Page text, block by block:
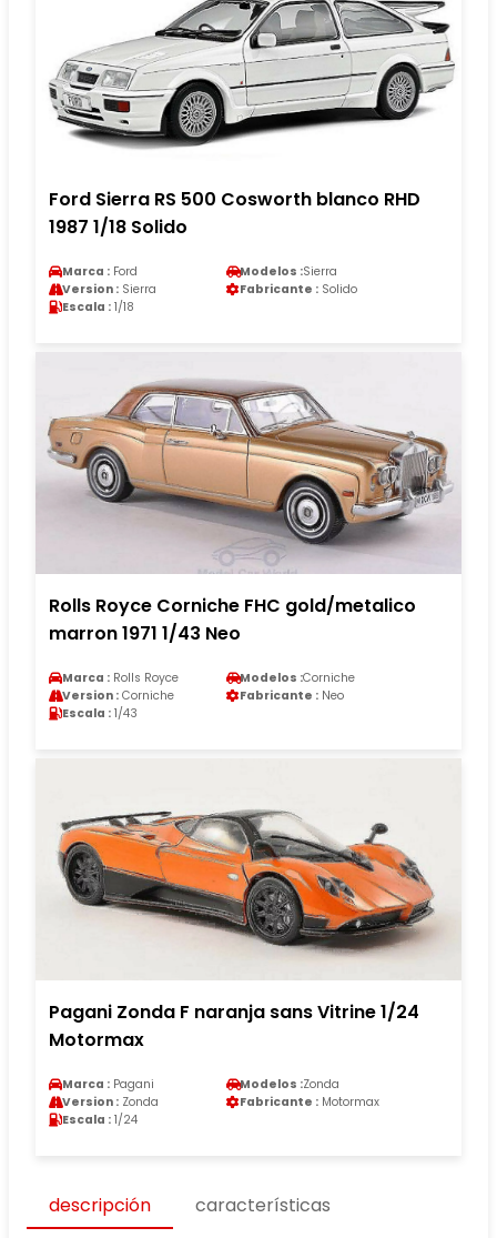
Ford Sierra RS 500 Cosworth blanco RHD
1987 1/18 Solido
Marca : Ford Modelos :Sierra
Version : Sierra Fabricante : Solido
Escala : 1/18
Rolls Royce Corniche FHC gold/metalico
marron 1971 1/43 Neo
Marca : Rolls Royce Modelos :Corniche
Version : Corniche Fabricante : Neo
Escala : 1/43
Pagani Zonda F naranja sans Vitrine 1/24
Motormax
Marca : Pagani Modelos :Zonda
Version : Zonda Fabricante : Motormax
Escala : 1/24
descripción
características